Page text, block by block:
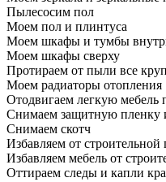
Пылесосим пол
Моем пол и плинтуса
Моем шкафы и тумбы
Моем шкафы сверху
Протираем от пыли все
Моем радиаторы отопления
Отодвигаем легкую мебель
Снимаем защитную пленку
Снимаем скотч
Избавляем от
Избавляем мебель от
Оттираем следы и капли